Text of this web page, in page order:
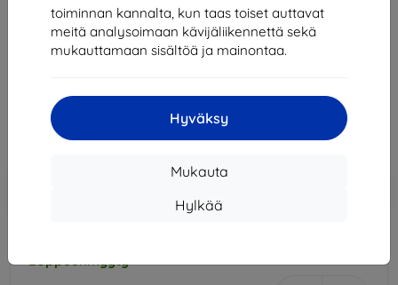
toiminnan kannalta, kun taas toiset auttavat
meitä analysoimaan kävijäliikennettä sekä
mukauttamaan sisältöä ja mainontaa.
Hyväksy
Mukauta
Hylkää
XQISIT Travel Charger 2.4A Single USB EU - Micro U
white (31534)
37,71 €
Hinta ilman ALV:tä
Alennus kupongilla